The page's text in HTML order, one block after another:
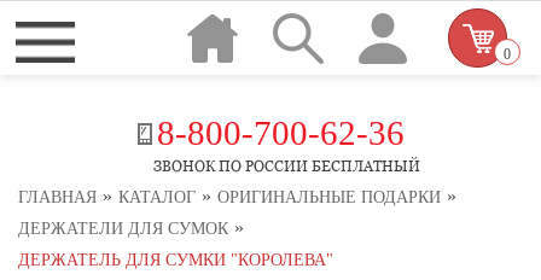
8-800-700-62-36
ЗВОНОК ПО РОССИИ БЕСПЛАТНЫЙ
0
ГЛАВНАЯ » КАТАЛОГ » ОРИГИНАЛЬНЫЕ ПОДАРКИ »
ДЕРЖАТЕЛИ ДЛЯ СУМОК »
ДЕРЖАТЕЛЬ ДЛЯ СУМКИ "КОРОЛЕВА"